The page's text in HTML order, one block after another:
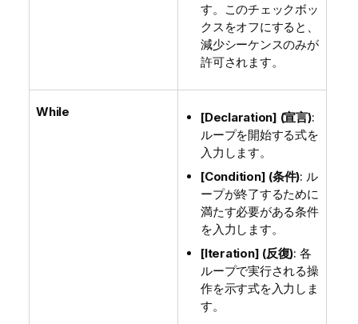
す。このチェックボッ
クスをオフにすると、
減少シーケンスのみが
許可されます。
While [Declaration] (宣言):
ループを開始する式を
入力します。
[Condition] (条件): ル
ープが終了するために
満たす必要がある条件
を入力します。
[Iteration] (反復): 各
ループで実行される操
作を示す式を入力しま
す。